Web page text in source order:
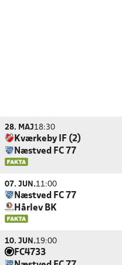
28. MAJ18:30
Kværkeby IF (2)
Næstved FC 77
07. JUN.11:00
Næstved FC 77
Hårlev BK
10. JUN.19:00
FC4733